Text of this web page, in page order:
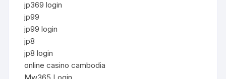
jp369 login
jp99
jp99 login
jp8
jp8 login
online casino cambodia